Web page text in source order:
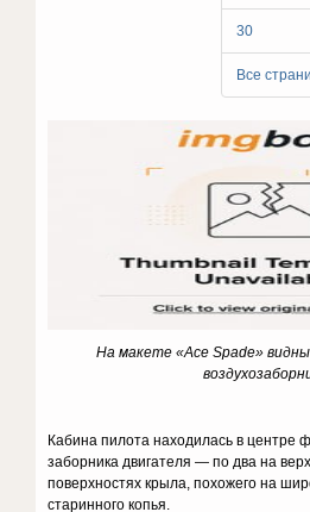
30
Все
На макете «Ace Spade»
Кабина пилота находилась в центре
заборника двигателя — по два на
поверхностях крыла, похожего на
старинного копья.